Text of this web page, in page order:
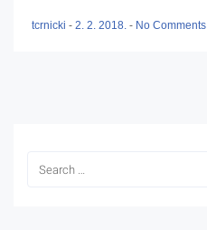
tcrnicki - 2. 2. 2018. - No Comments